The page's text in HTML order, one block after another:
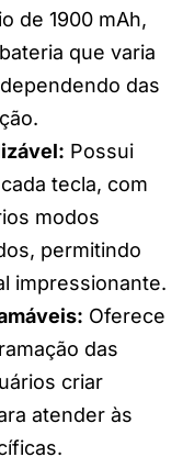
de 1900 mAh,
que varia
das
Possui
tecla, com
modos
permitindo
impressionante.
Oferece
das
criar
atender às